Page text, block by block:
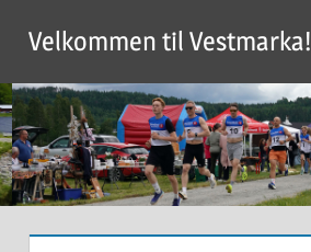
content
Velkommen til Vestmarka!